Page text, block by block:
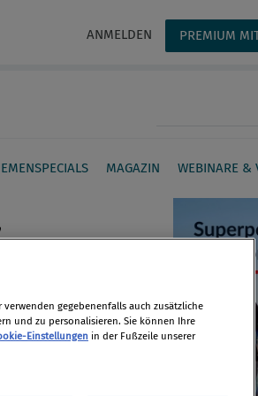
ANMELDEN PREMIUM
MAGAZIN WEBINARE &
gegebenenfalls auch zusätzliche
und zu personalisieren. Sie können Ihre
Einstellungen in der Fußzeile unserer